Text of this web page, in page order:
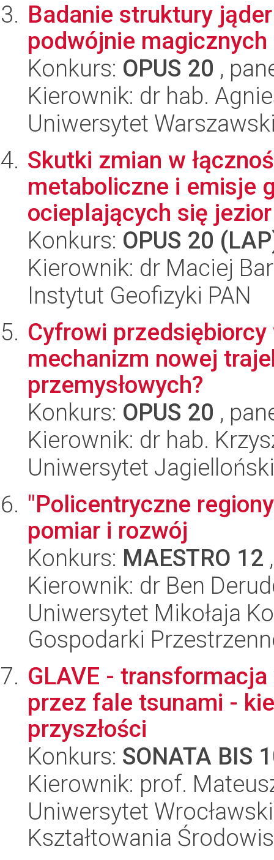
Badanie struktury
podwójnie
Konkurs: OPUS 20 ,
Kierownik: dr hab.
Uniwersytet
Skutki zmian w
metaboliczne i emisje
ocieplających się
Konkurs: OPUS 20
Kierownik: dr Maciej
Instytut Geofizyki PAN
Cyfrowi
mechanizm nowej
przemysłowych?
Konkurs: OPUS 20 ,
Kierownik: dr hab.
Uniwersytet
"Policentryczne
pomiar i rozwój
Konkurs: MAESTRO 12
Kierownik: dr Ben
Uniwersytet Mikołaja
Gospodarki
GLAVE -
przez fale tsunami -
przyszłości
Konkurs: SONATA BIS
Kierownik: prof.
Uniwersytet
Kształtowania